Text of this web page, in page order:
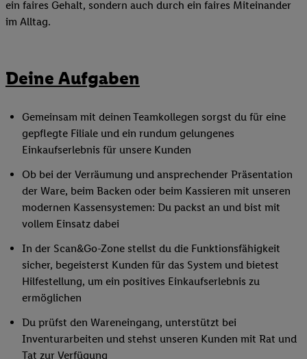
ein faires Gehalt, sondern auch durch ein faires Miteinander
im Alltag.
Deine Aufgaben
Gemeinsam mit deinen Teamkollegen sorgst du für eine
gepflegte Filiale und ein rundum gelungenes
Einkaufserlebnis für unsere Kunden
Ob bei der Verräumung und ansprechender Präsentation
der Ware, beim Backen oder beim Kassieren mit unseren
modernen Kassensystemen: Du packst an und bist mit
vollem Einsatz dabei
In der Scan&Go-Zone stellst du die Funktionsfähigkeit
sicher, begeisterst Kunden für das System und bietest
Hilfestellung, um ein positives Einkaufserlebnis zu
ermöglichen
Du prüfst den Wareneingang, unterstützt bei
Inventurarbeiten und stehst unseren Kunden mit Rat und
Tat zur Verfügung